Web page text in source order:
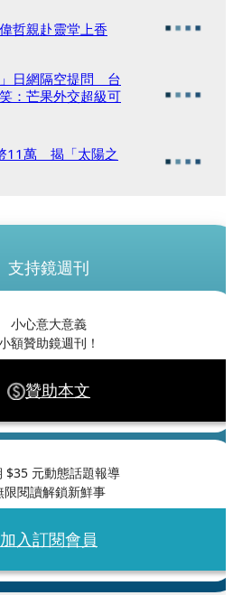
哲親赴靈堂上香
日網隔空提問 台
：芒果外交超級可
11萬 揭「太陽之
支持鏡週刊
小心意大意義
額贊助鏡週刊！
贊助本文
$35 元動態話題報導
限閱讀解鎖新鮮事
加入訂閱會員